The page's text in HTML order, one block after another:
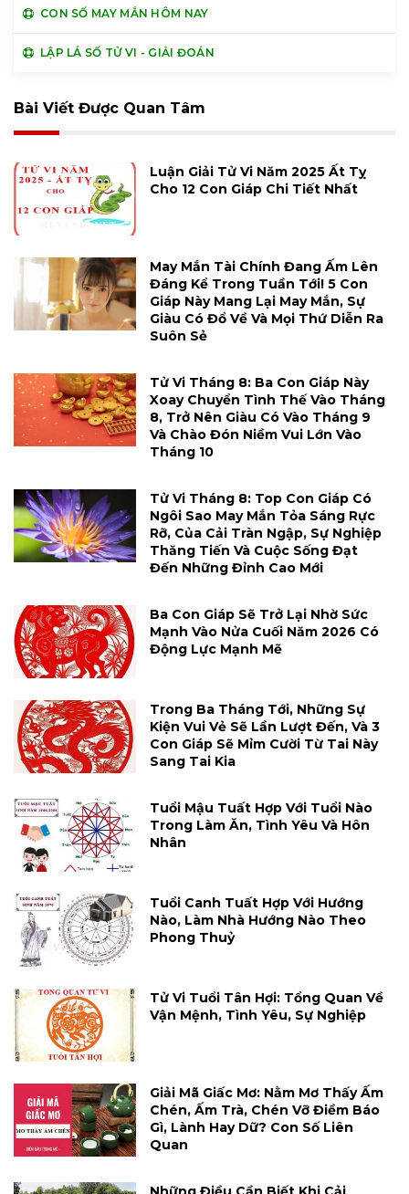
CON SỐ MAY MẮN HÔM NAY
LẬP LÁ SỐ TỬ VI - GIẢI ĐOÁN
Bài Viết Được Quan Tâm
Luận Giải Tử Vi Năm 2025 Ất Tỵ
Cho 12 Con Giáp Chi Tiết Nhất
May Mắn Tài Chính Đang Ấm Lên
Đáng Kể Trong Tuần Tới! 5 Con
Giáp Này Mang Lại May Mắn, Sự
Giàu Có Đổ Về Và Mọi Thứ Diễn Ra
Suôn Sẻ
Tử Vi Tháng 8: Ba Con Giáp Này
Xoay Chuyển Tình Thế Vào Tháng
8, Trở Nên Giàu Có Vào Tháng 9
Và Chào Đón Niềm Vui Lớn Vào
Tháng 10
Tử Vi Tháng 8: Top Con Giáp Có
Ngôi Sao May Mắn Tỏa Sáng Rực
Rỡ, Của Cải Tràn Ngập, Sự Nghiệp
Thăng Tiến Và Cuộc Sống Đạt
Đến Những Đỉnh Cao Mới
Ba Con Giáp Sẽ Trở Lại Nhờ Sức
Mạnh Vào Nửa Cuối Năm 2026 Có
Động Lực Mạnh Mẽ
Trong Ba Tháng Tới, Những Sự
Kiện Vui Vẻ Sẽ Lần Lượt Đến, Và 3
Con Giáp Sẽ Mỉm Cười Từ Tai Này
Sang Tai Kia
Tuổi Mậu Tuất Hợp Với Tuổi Nào
Trong Làm Ăn, Tình Yêu Và Hôn
Nhân
Tuổi Canh Tuất Hợp Với Hướng
Nào, Làm Nhà Hướng Nào Theo
Phong Thuỷ
Tử Vi Tuổi Tân Hợi: Tổng Quan Về
Vận Mệnh, Tình Yêu, Sự Nghiệp
Giải Mã Giấc Mơ: Nằm Mơ Thấy Ấm
Chén, Ấm Trà, Chén Vỡ Điềm Báo
Gì, Lành Hay Dữ? Con Số Liên
Quan